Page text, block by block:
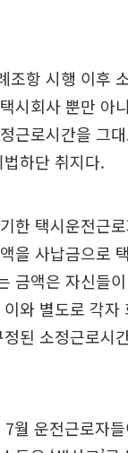
조항 시행 이후
시회사 뿐만 아
근로시간을 그
하단 취지다.
한 택시운전근
을 사납금으로
금액은 자신들
와 별도로 각
된 소정근로시
월 운전근로자